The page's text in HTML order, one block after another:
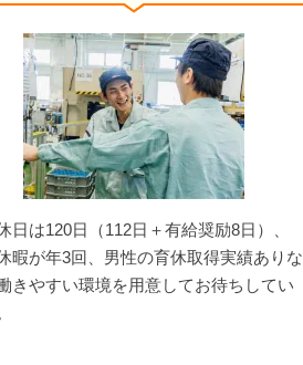
日は120日（112日＋有給奨励8日）、
暇が年3回、男性の育休取得実績ありな
きやすい環境を用意してお待ちしてい